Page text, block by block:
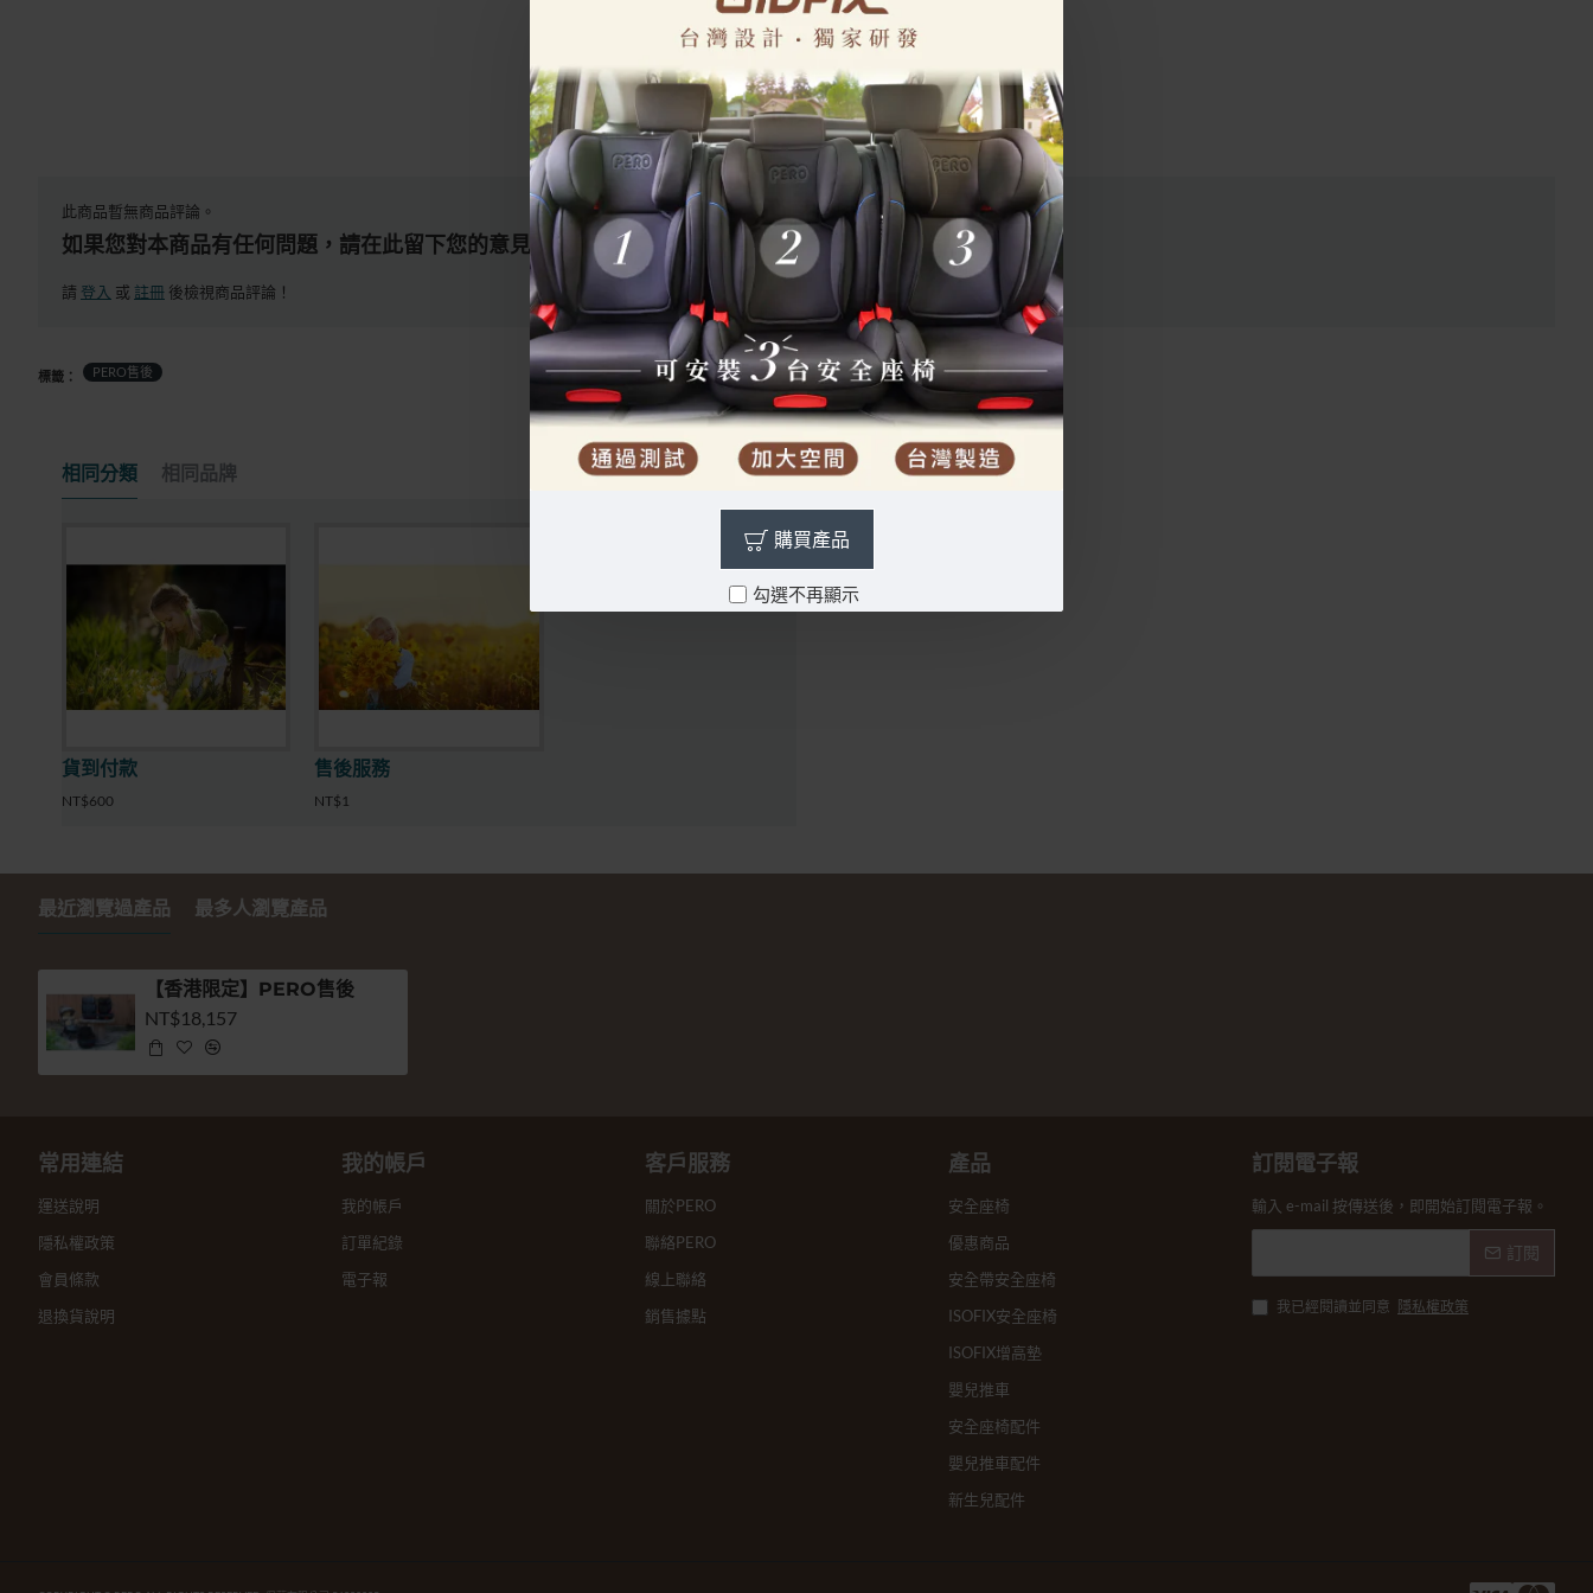
購買產品
勾選不再顯示
評價
此商品暫無商品評論。
如果您對本商品有任何問題，請在此留下您的意見和建議！
請 登入 或 註冊 後檢視商品評論！
標籤： PERO售後
相同分類 相同品牌
貨到付款
NT$600
售後服務
NT$1
最近瀏覽過產品 最多人瀏覽產品
【香港限定】PERO售後
NT$18,157
常用連結
運送說明
隱私權政策
會員條款
退換貨說明
我的帳戶
我的帳戶
訂單紀錄
電子報
客戶服務
關於PERO
聯絡PERO
線上聯絡
銷售據點
產品
安全座椅
優惠商品
安全帶安全座椅
ISOFIX安全座椅
ISOFIX增高墊
嬰兒推車
安全座椅配件
嬰兒推車配件
新生兒配件
訂閱電子報
輸入 e-mail 按傳送後，即開始訂閱電子報。
訂閱
我已經閱讀並同意 隱私權政策